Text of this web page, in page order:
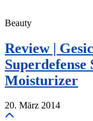
Beauty
Review |
Superdefense
Moisturizer
20. März 2014